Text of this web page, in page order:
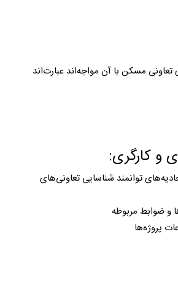
مسکن با آن مواجه‌اند عبارت‌اند
و کارگری:
توانمند شناسایی تعاونی‌های
و ضوابط مربوطه
پروژه‌ها